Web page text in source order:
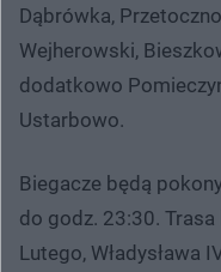
Dąbrówka,
Wejherowski,
dodatkowo
Ustarbowo.
Biegacze będą
do godz. 23:30.
Lutego, Władysława